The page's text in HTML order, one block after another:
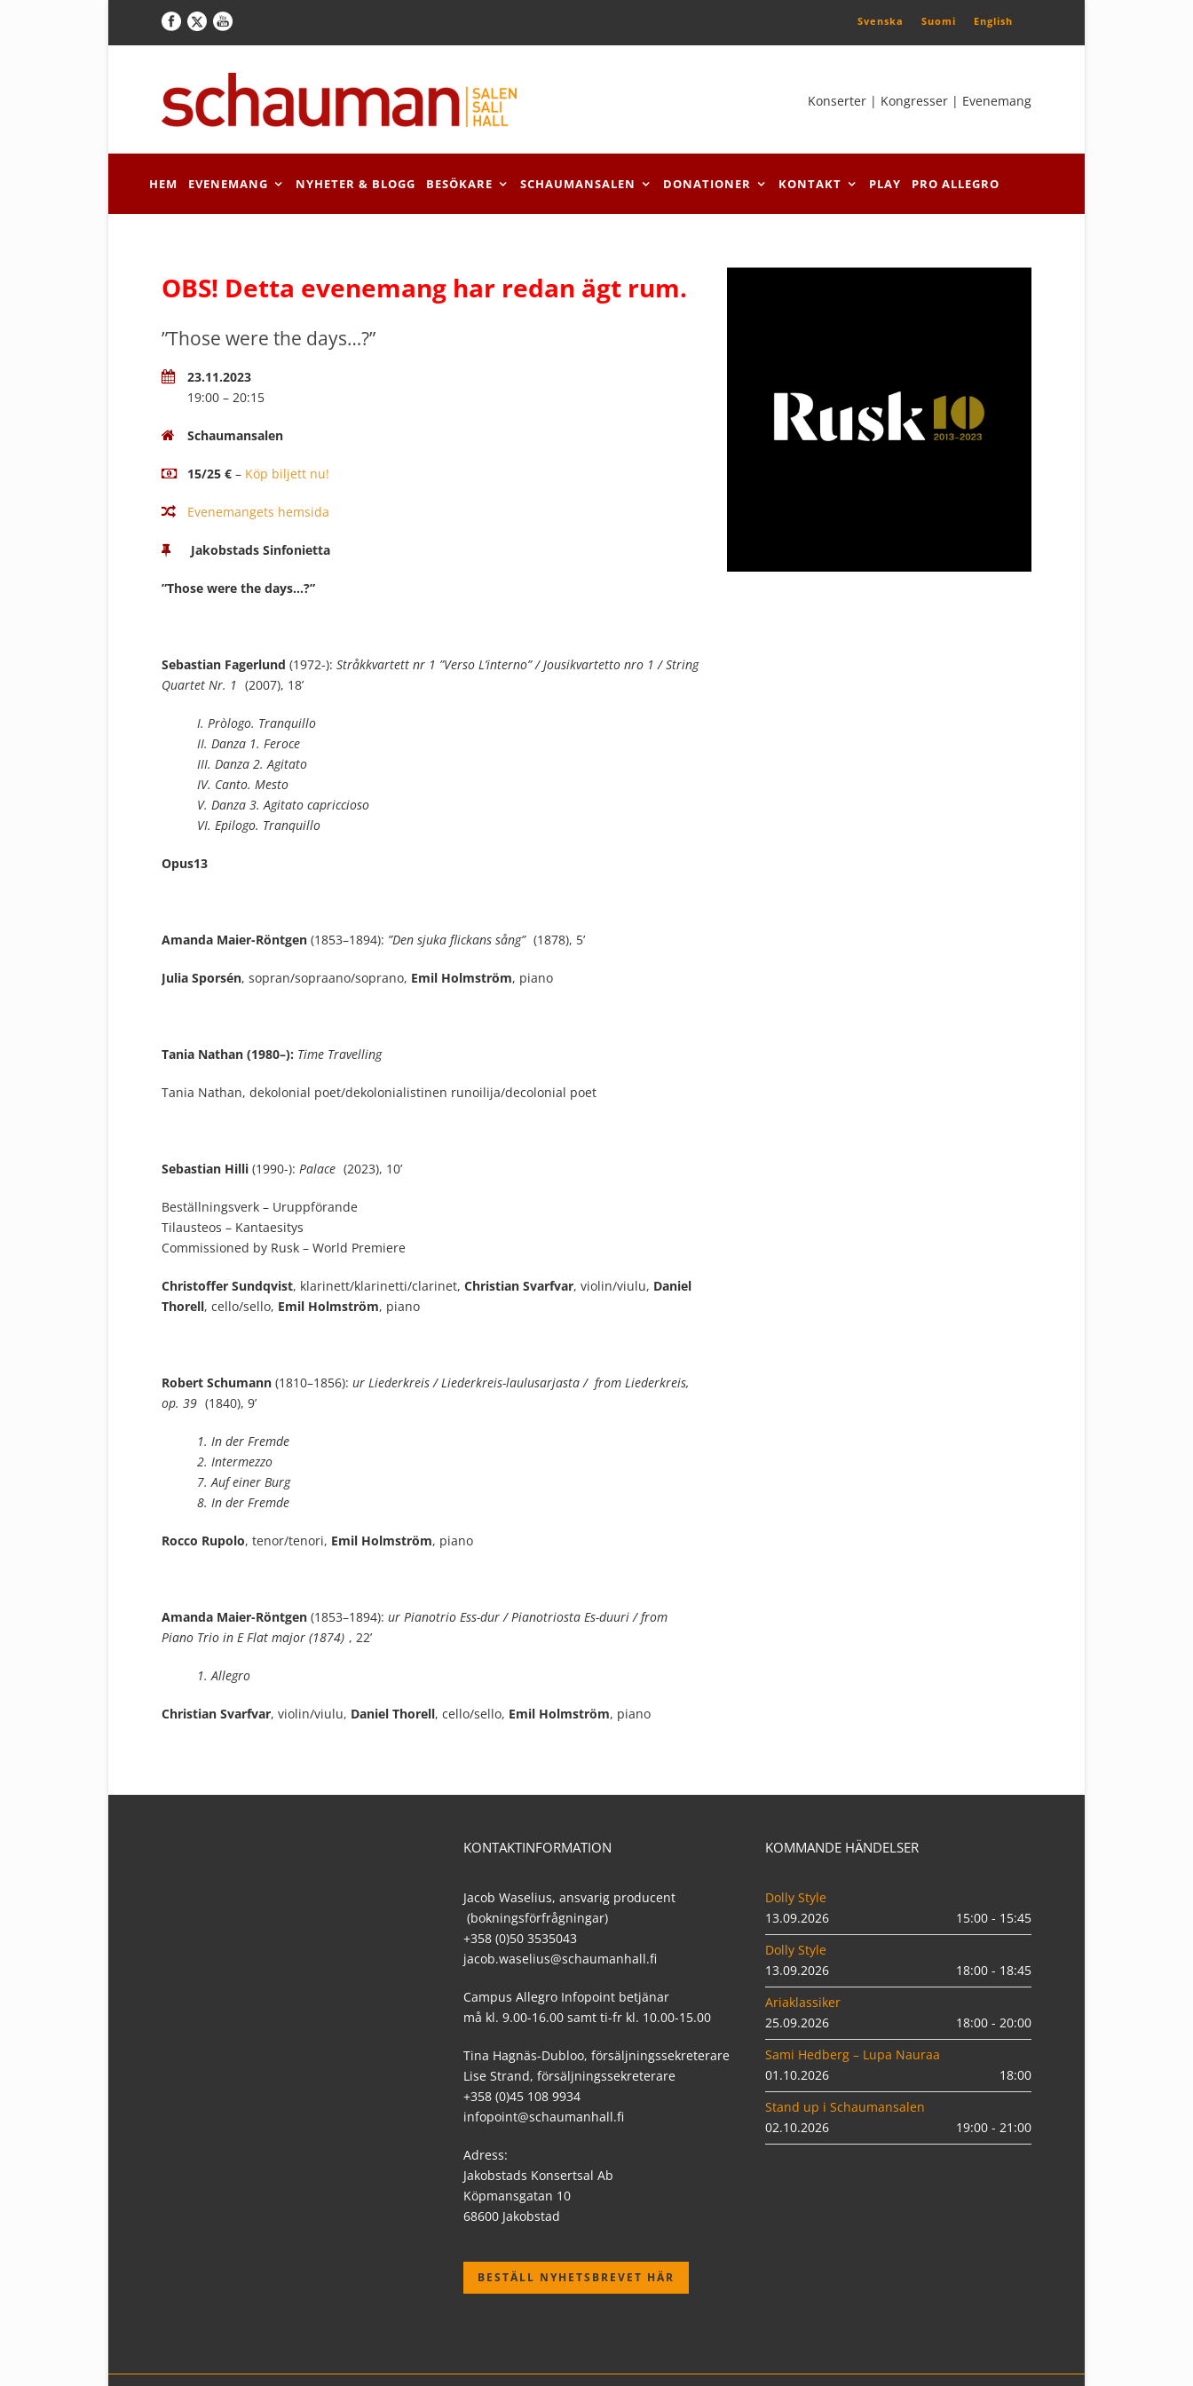
Svenska Suomi English
Konserter | Kongresser | Evenemang
HEM EVENEMANG NYHETER & BLOGG BESÖKARE SCHAUMANSALEN DONATIONER KONTAKT PLAY PRO ALLEGRO
OBS! Detta evenemang har redan ägt rum.
”Those were the days…?”
23.11.2023
19:00 – 20:15
Schaumansalen
15/25 € – Köp biljett nu!
Evenemangets hemsida
Jakobstads Sinfonietta
”Those were the days…?”
Sebastian Fagerlund (1972-): Stråkkvartett nr 1 ”Verso L’interno” / Jousikvartetto nro 1 / String
Quartet Nr. 1 (2007), 18’
I. Pròlogo. Tranquillo
II. Danza 1. Feroce
III. Danza 2. Agitato
IV. Canto. Mesto
V. Danza 3. Agitato capriccioso
VI. Epilogo. Tranquillo
Opus13
Amanda Maier-Röntgen (1853–1894): ”Den sjuka flickans sång” (1878), 5’
Julia Sporsén, sopran/sopraano/soprano, Emil Holmström, piano
Tania Nathan (1980–): Time Travelling
Tania Nathan, dekolonial poet/dekolonialistinen runoilija/decolonial poet
Sebastian Hilli (1990-): Palace (2023), 10’
Beställningsverk – Uruppförande
Tilausteos – Kantaesitys
Commissioned by Rusk – World Premiere
Christoffer Sundqvist, klarinett/klarinetti/clarinet, Christian Svarfvar, violin/viulu, Daniel
Thorell, cello/sello, Emil Holmström, piano
Robert Schumann (1810–1856): ur Liederkreis / Liederkreis-laulusarjasta / from Liederkreis,
op. 39 (1840), 9’
1. In der Fremde
2. Intermezzo
7. Auf einer Burg
8. In der Fremde
Rocco Rupolo, tenor/tenori, Emil Holmström, piano
Amanda Maier-Röntgen (1853–1894): ur Pianotrio Ess-dur / Pianotriosta Es-duuri / from
Piano Trio in E Flat major (1874) , 22’
1. Allegro
Christian Svarfvar, violin/viulu, Daniel Thorell, cello/sello, Emil Holmström, piano
KONTAKTINFORMATION
Jacob Waselius, ansvarig producent
(bokningsförfrågningar)
+358 (0)50 3535043
jacob.waselius@schaumanhall.fi
Campus Allegro Infopoint betjänar
må kl. 9.00-16.00 samt ti-fr kl. 10.00-15.00
Tina Hagnäs-Dubloo, försäljningssekreterare
Lise Strand, försäljningssekreterare
+358 (0)45 108 9934
infopoint@schaumanhall.fi
Adress:
Jakobstads Konsertsal Ab
Köpmansgatan 10
68600 Jakobstad
BESTÄLL NYHETSBREVET HÄR
KOMMANDE HÄNDELSER
Dolly Style
13.09.2026
15:00 - 15:45
Dolly Style
13.09.2026
18:00 - 18:45
Ariaklassiker
25.09.2026
18:00 - 20:00
Sami Hedberg – Lupa Nauraa
01.10.2026
18:00
Stand up i Schaumansalen
02.10.2026
19:00 - 21:00